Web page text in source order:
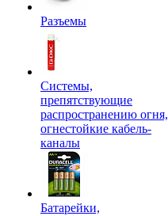
Разъемы
Системы,
препятствующие
распространению огня,
огнестойкие кабель-
каналы
Батарейки,